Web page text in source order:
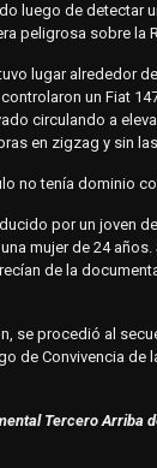
luego de detectar
peligrosa sobre la
lugar alrededor
un Fiat
circulando a
en zigzag y sin
no tenía dominio
por un joven
mujer de 24
de la
se procedió al
de Convivencia de
Tercero Arriba